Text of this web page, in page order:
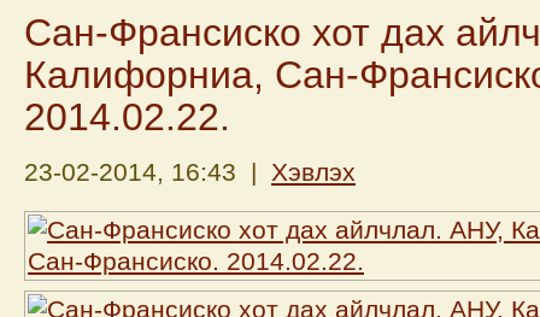
Сан-Франсиско хот дах
Калифорниа, Сан-
2014.02.22.
23-02-2014, 16:43 | Хэвлэх